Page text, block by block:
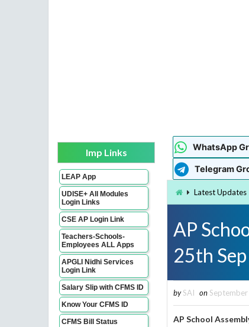
Imp Links
LEAP App
UDISE+ All Modules
Login Links
CSE AP Login Link
Teachers-Schools-
Employees ALL Apps
APGLI Nidhi Services
Login Link
Salary Slip with CFMS ID
Know Your CFMS ID
CFMS Bill Status
WhatsApp
Telegram
Latest Updates
AP
25th
by SAI on
AP School